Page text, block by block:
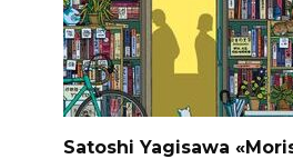
Satoshi Yagisawa